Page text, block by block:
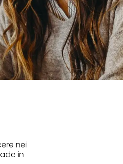
nei
in